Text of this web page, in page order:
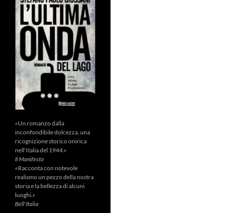
«Un romanzo dalla
inconfondibile dolcezza, una
ricognizione storico onirica
nell'Italia del 1944.»
Il Manifesto
«Racconta con notevole
realismo un pezzo della nostra
storia e la bellezza di alcuni
luoghi.»
Bell'Italia